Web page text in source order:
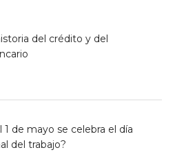
del crédito y del
1 de mayo se celebra el día
del trabajo?